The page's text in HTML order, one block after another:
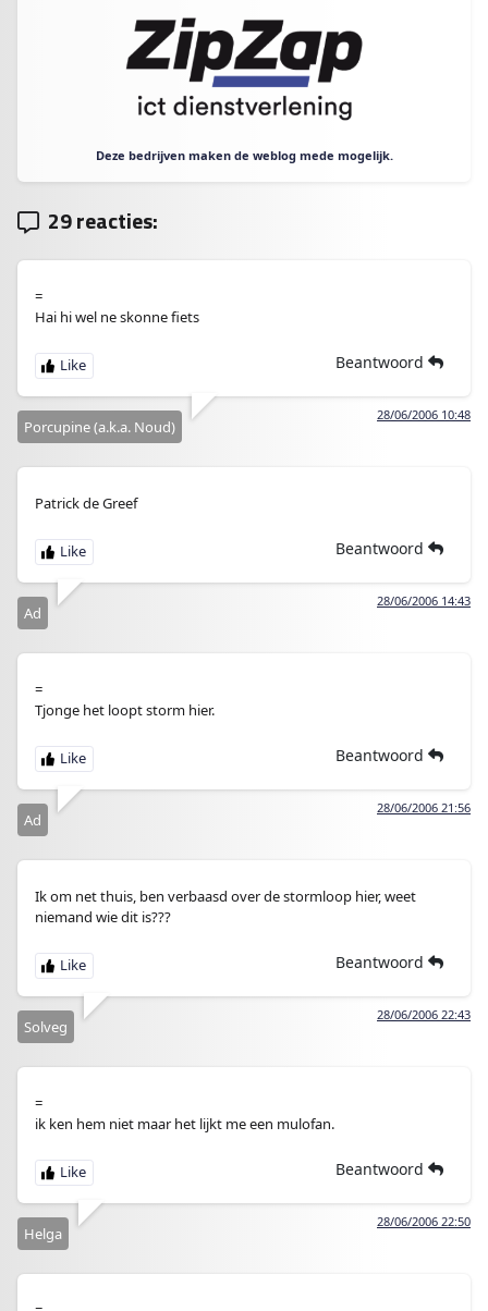
Deze bedrijven maken de weblog mede mogelijk.
29 reacties:
=
Hai hi wel ne skonne fiets
Beantwoord
28/06/2006 10:48
Porcupine (a.k.a. Noud)
Patrick de Greef
Beantwoord
28/06/2006 14:43
Ad
=
Tjonge het loopt storm hier.
Beantwoord
28/06/2006 21:56
Ad
Ik om net thuis, ben verbaasd over de stormloop hier, weet
niemand wie dit is???
Beantwoord
28/06/2006 22:43
Solveg
=
ik ken hem niet maar het lijkt me een mulofan.
Beantwoord
28/06/2006 22:50
Helga